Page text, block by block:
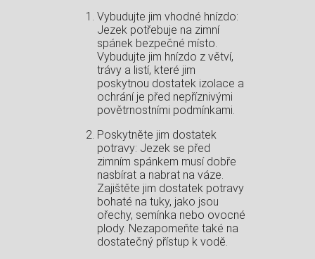
Vybudujte jim vhodné hnízdo:
Jezek potřebuje na zimní
spánek bezpečné místo.
Vybudujte jim hnízdo z větví,
trávy a listí, které jim
poskytnou dostatek izolace a
ochrání je před nepříznivými
povětrnostními podmínkami.
Poskytněte jim dostatek
potravy: Jezek se před
zimním spánkem musí dobře
nasbírat a nabrat na váze.
Zajištěte jim dostatek potravy
bohaté na tuky, jako jsou
ořechy, semínka nebo ovocné
plody. Nezapomeňte také na
dostatečný přístup k vodě.